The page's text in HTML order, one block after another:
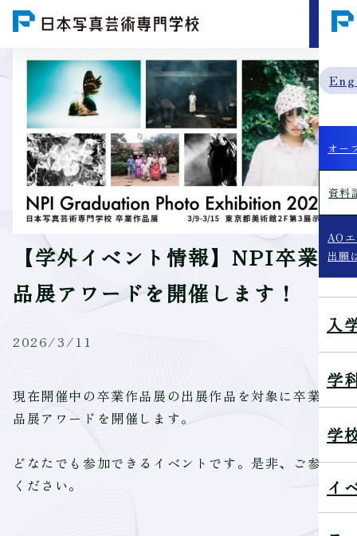
MENU
オー
資料
AO
出願
入
学
学
イ
【学外イベント情報】NPI卒業作
品展アワードを開催します！
2026/3/11
現在開催中の卒業作品展の出展作品を対象に卒業作
品展アワードを開催します。
どなたでも参加できるイベントです。是非、ご参加
ください。